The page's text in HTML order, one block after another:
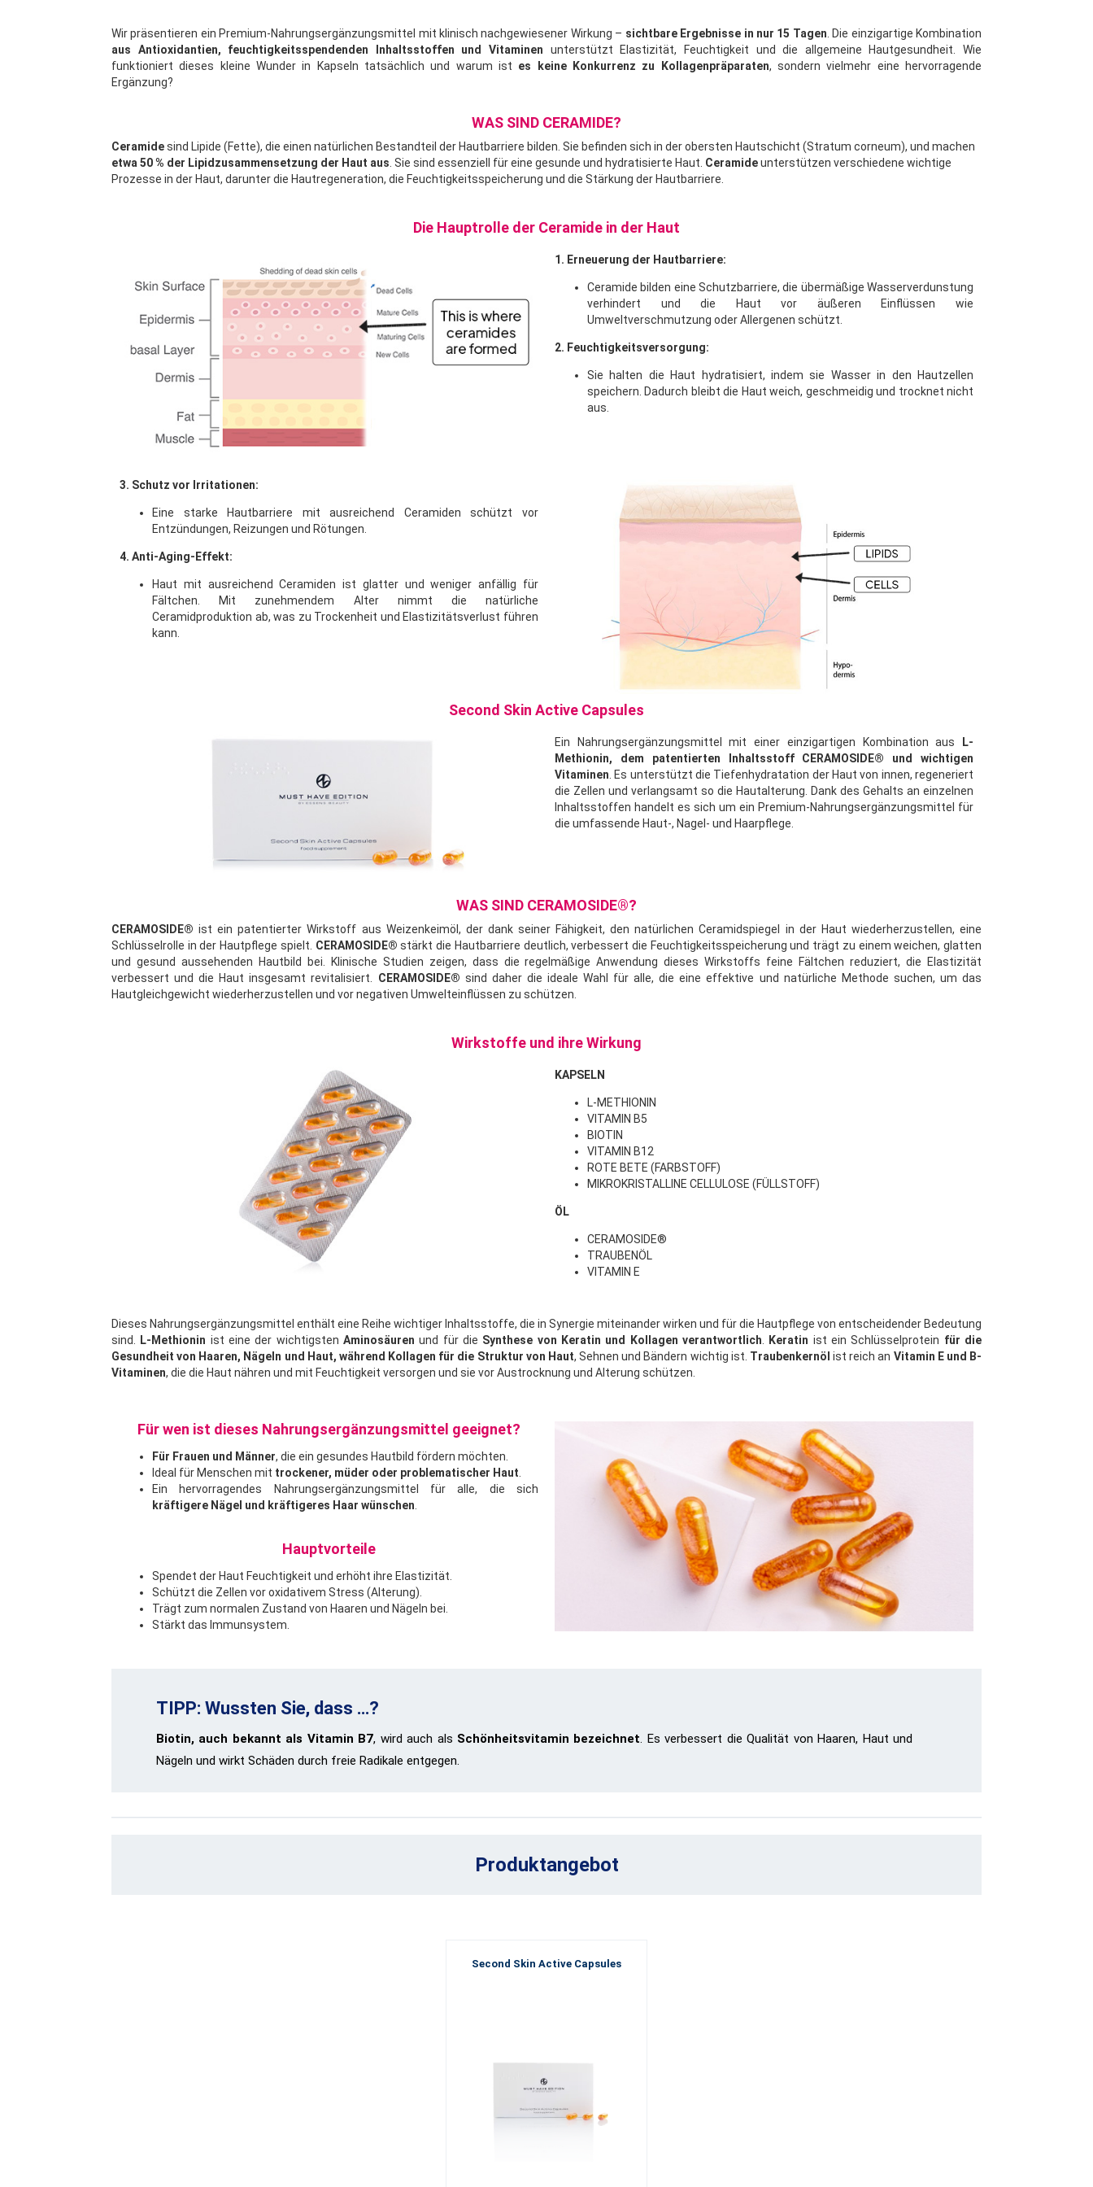
Wir präsentieren ein Premium-Nahrungsergänzungsmittel mit klinisch nachgewiesener Wirkung – sichtbare Ergebnisse in nur 15 Tagen . Die einzigartige Kombination
aus Antioxidantien, feuchtigkeitsspendenden Inhaltsstoffen und Vitaminen unterstützt Elastizität, Feuchtigkeit und die allgemeine Hautgesundheit. Wie
funktioniert dieses kleine Wunder in Kapseln tatsächlich und warum ist es keine Konkurrenz zu Kollagenpräparaten, sondern vielmehr eine hervorragende
Ergänzung?
WAS SIND CERAMIDE?
Ceramidesind Lipide (Fette), die einen natürlichen Bestandteil der Hautbarriere bilden. Sie befinden sich in der obersten Hautschicht (Stratum corneum), und machen
etwa 50 % der Lipidzusammensetzung der Haut aus . Sie sind essenziell für eine gesunde und hydratisierte Haut. Ceramideunterstützen verschiedene wichtige
Prozesse in der Haut, darunter die Hautregeneration, die Feuchtigkeitsspeicherung und die Stärkung der Hautbarriere.
Die Hauptrolle der Ceramide in der Haut
1. Erneuerung der Hautbarriere:
Ceramide bilden eine Schutzbarriere, die übermäßige Wasserverdunstung
verhindert und die Haut vor äußeren Einflüssen wie
Umweltverschmutzung oder Allergenen schützt.
2. Feuchtigkeitsversorgung:
Sie halten die Haut hydratisiert, indem sie Wasser in den Hautzellen
speichern. Dadurch bleibt die Haut weich, geschmeidig und trocknet nicht
aus.
3. Schutz vor Irritationen:
Eine starke Hautbarriere mit ausreichend Ceramiden schützt vor
Entzündungen, Reizungen und Rötungen.
4. Anti-Aging-Effekt:
Haut mit ausreichend Ceramiden ist glatter und weniger anfällig für
Fältchen. Mit zunehmendem Alter nimmt die natürliche
Ceramidproduktion ab, was zu Trockenheit und Elastizitätsverlust führen
kann.
Second Skin Active Capsules
Ein Nahrungsergänzungsmittel mit einer einzigartigen Kombination aus
L-
Methionin, dem patentierten Inhaltsstoff CERAMOSIDE® und wichtigen
Vitaminen . Es unterstützt die Tiefenhydratation der Haut von innen, regeneriert
die Zellen und verlangsamt so die Hautalterung. Dank des Gehalts an einzelnen
Inhaltsstoffen handelt es sich um ein Premium-Nahrungsergänzungsmittel für
die umfassende Haut-, Nagel- und Haarpflege.
WAS SIND CERAMOSIDE®?
CERAMOSIDE® ist ein patentierter Wirkstoff aus Weizenkeimöl, der dank seiner Fähigkeit, den natürlichen Ceramidspiegel in der Haut wiederherzustellen, eine
Schlüsselrolle in der Hautpflege spielt. CERAMOSIDE® stärkt die Hautbarriere deutlich, verbessert die Feuchtigkeitsspeicherung und trägt zu einem weichen, glatten
und gesund aussehenden Hautbild bei. Klinische Studien zeigen, dass die regelmäßige Anwendung dieses Wirkstoffs feine Fältchen reduziert, die Elastizität
verbessert und die Haut insgesamt revitalisiert. CERAMOSIDE® sind daher die ideale Wahl für alle, die eine effektive und natürliche Methode suchen, um das
Hautgleichgewicht wiederherzustellen und vor negativen Umwelteinflüssen zu schützen.
Wirkstoffe und ihre Wirkung
KAPSELN
L-METHIONIN
VITAMIN B5
BIOTIN
VITAMIN B12
ROTE BETE (FARBSTOFF)
MIKROKRISTALLINE CELLULOSE (FÜLLSTOFF)
ÖL
CERAMOSIDE®
TRAUBENÖL
VITAMIN E
Dieses Nahrungsergänzungsmittel enthält eine Reihe wichtiger Inhaltsstoffe, die in Synergie miteinander wirken und für die Hautpflege von entscheidender Bedeutung
sind. L-Methionin ist eine der wichtigstenAminosäuren und für die Synthese von Keratin und Kollagen verantwortlich. Keratin ist ein Schlüsselprotein für die
Gesundheit von Haaren, Nägeln und Haut, während Kollagen für die Struktur von Haut, Sehnen und Bändern wichtig ist. Traubenkernöl ist reich an Vitamin E und B-
Vitaminen, die die Haut nähren und mit Feuchtigkeit versorgen und sie vor Austrocknung und Alterung schützen.
Für wen ist dieses Nahrungsergänzungsmittel geeignet?
Für Frauen und Männer, die ein gesundes Hautbild fördern möchten.
Ideal für Menschen mit trockener, müder oder problematischer Haut.
Ein hervorragendes Nahrungsergänzungsmittel für alle, die sich
kräftigere Nägel und kräftigeres Haar wünschen.
Hauptvorteile
Spendet der Haut Feuchtigkeit und erhöht ihre Elastizität.
Schützt die Zellen vor oxidativem Stress (Alterung).
Trägt zum normalen Zustand von Haaren und Nägeln bei.
Stärkt das Immunsystem.
TIPP: Wussten Sie, dass …?
Biotin, auch bekannt als Vitamin B7, wird auch als Schönheitsvitamin bezeichnet. Es verbessert die Qualität von Haaren, Haut und
Nägeln und wirkt Schäden durch freie Radikale entgegen.
Produktangebot
Second Skin Active Capsules